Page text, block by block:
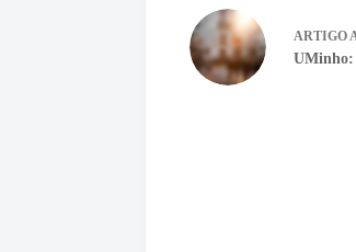
ARTIGO
UMinho: